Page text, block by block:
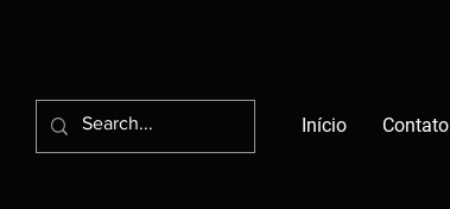
Início Contato